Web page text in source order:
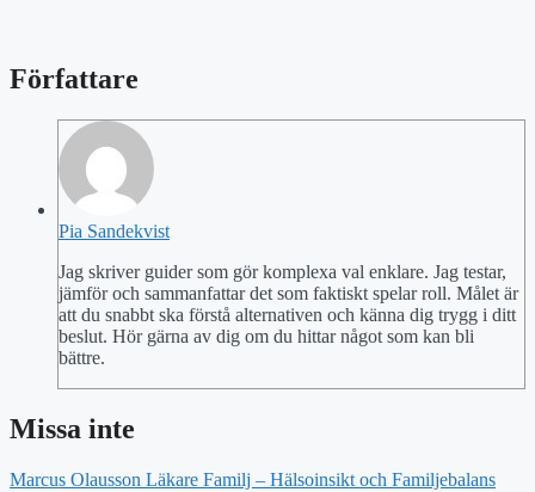
Författare
Pia Sandekvist
Jag skriver guider som gör komplexa val enklare. Jag testar,
jämför och sammanfattar det som faktiskt spelar roll. Målet är
att du snabbt ska förstå alternativen och känna dig trygg i ditt
beslut. Hör gärna av dig om du hittar något som kan bli
bättre.
Missa inte
Marcus Olausson Läkare Familj – Hälsoinsikt och Familjebalans